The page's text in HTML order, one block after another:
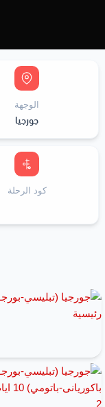
الوجهة
جورجيا
كود الرحلة